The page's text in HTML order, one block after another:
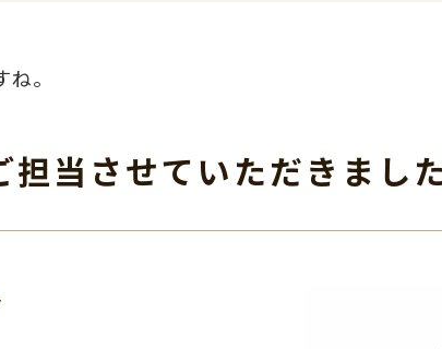
。
担当させていただきまし